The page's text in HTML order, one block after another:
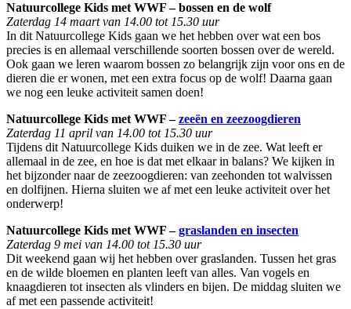
Natuurcollege Kids met WWF – bossen en de wolf
Zaterdag 14 maart van 14.00 tot 15.30 uur
In dit Natuurcollege Kids gaan we het hebben over wat een bos
precies is en allemaal verschillende soorten bossen over de wereld.
Ook gaan we leren waarom bossen zo belangrijk zijn voor ons en de
dieren die er wonen, met een extra focus op de wolf! Daarna gaan
we nog een leuke activiteit samen doen!
Natuurcollege Kids met WWF –zeeën en zeezoogdieren
Zaterdag 11 april van 14.00 tot 15.30 uur
Tijdens dit Natuurcollege Kids duiken we in de zee. Wat leeft er
allemaal in de zee, en hoe is dat met elkaar in balans? We kijken in
het bijzonder naar de zeezoogdieren: van zeehonden tot walvissen
en dolfijnen. Hierna sluiten we af met een leuke activiteit over het
onderwerp!
Natuurcollege Kids met WWF –graslanden en insecten
Zaterdag 9 mei van 14.00 tot 15.30 uur
Dit weekend gaan wij het hebben over graslanden. Tussen het gras
en de wilde bloemen en planten leeft van alles. Van vogels en
knaagdieren tot insecten als vlinders en bijen. De middag sluiten we
af met een passende activiteit!